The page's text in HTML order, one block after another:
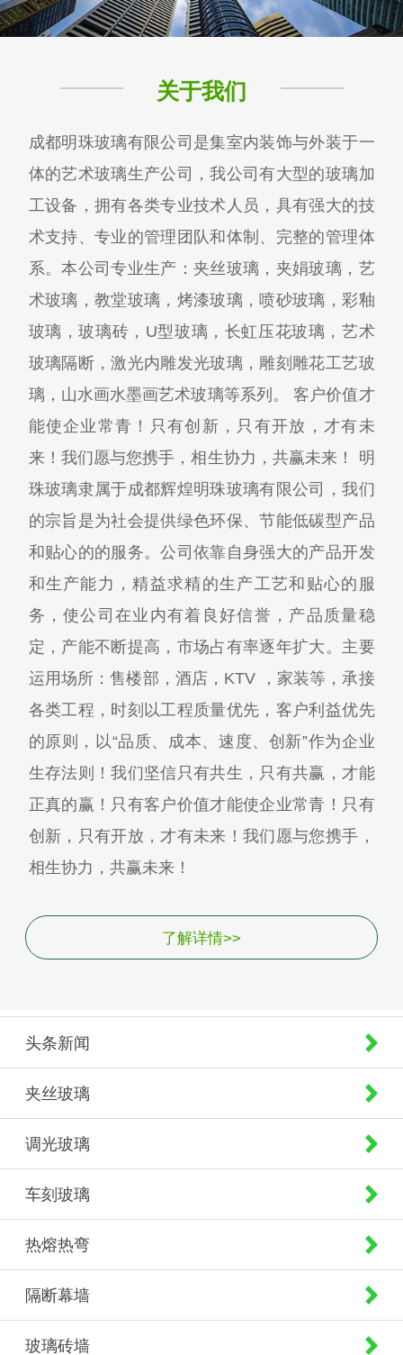
关于我们
成都明珠玻璃有限公司是集室内装饰与外装于一
体的艺术玻璃生产公司，我公司有大型的玻璃加
工设备，拥有各类专业技术人员，具有强大的技
术支持、专业的管理团队和体制、完整的管理体
系。本公司专业生产：夹丝玻璃，夹娟玻璃，艺
术玻璃，教堂玻璃，烤漆玻璃，喷砂玻璃，彩釉
玻璃，玻璃砖，U型玻璃，长虹压花玻璃，艺术
玻璃隔断，激光内雕发光玻璃，雕刻雕花工艺玻
璃，山水画水墨画艺术玻璃等系列。 客户价值才
能使企业常青！只有创新，只有开放，才有未
来！我们愿与您携手，相生协力，共赢未来！ 明
珠玻璃隶属于成都辉煌明珠玻璃有限公司，我们
的宗旨是为社会提供绿色环保、节能低碳型产品
和贴心的的服务。公司依靠自身强大的产品开发
和生产能力，精益求精的生产工艺和贴心的服
务，使公司在业内有着良好信誉，产品质量稳
定，产能不断提高，市场占有率逐年扩大。主要
运用场所：售楼部，酒店，KTV ，家装等，承接
各类工程，时刻以工程质量优先，客户利益优先
的原则，以“品质、成本、速度、创新”作为企业
生存法则！我们坚信只有共生，只有共赢，才能
正真的赢！只有客户价值才能使企业常青！只有
创新，只有开放，才有未来！我们愿与您携手，
相生协力，共赢未来！
了解详情>>
头条新闻
夹丝玻璃
调光玻璃
车刻玻璃
热熔热弯
隔断幕墙
玻璃砖墙